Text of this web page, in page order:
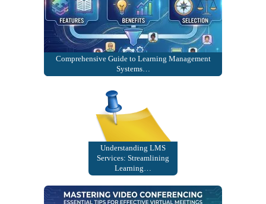
Comprehensive Guide to Learning Management
Systems…
Understanding LMS
Services: Streamlining
Learning…